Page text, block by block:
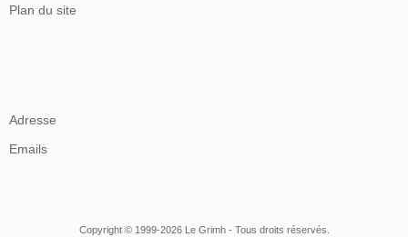
Plan du site
Adresse
Emails
Copyright © 1999-2026 Le Grimh - Tous droits réservés.